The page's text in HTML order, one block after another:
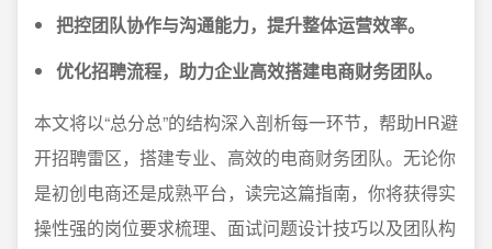
把控团队协作与沟通能力，提升整体运营效率。
优化招聘流程，助力企业高效搭建电商财务团队。
本文将以“总分总”的结构深入剖析每一环节，帮助HR避
开招聘雷区，搭建专业、高效的电商财务团队。无论你
是初创电商还是成熟平台，读完这篇指南，你将获得实
操性强的岗位要求梳理、面试问题设计技巧以及团队构